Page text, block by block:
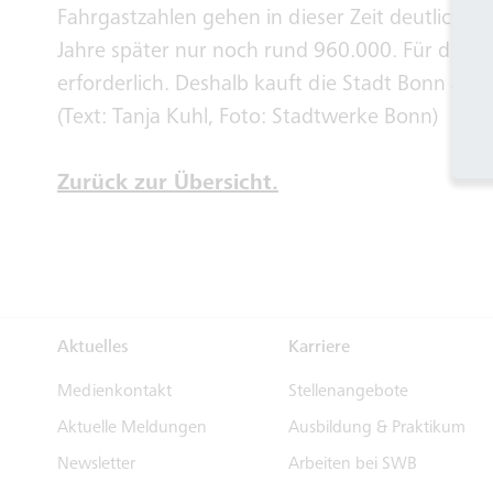
Fahrgastzahlen gehen in dieser Zeit deutlich
Jahre später nur noch rund 960.000. Für die
erforderlich. Deshalb kauft die Stadt Bonn am
(Text: Tanja Kuhl, Foto: Stadtwerke Bonn)
Zurück zur Übersicht.
Aktuelles
Medienkontakt
Aktuelle Meldungen
Newsletter
Karriere
Stellenangebote
Ausbildung & Praktikum
Arbeiten bei SWB